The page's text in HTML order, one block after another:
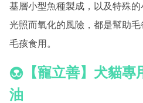
基層小型魚種製成，以及特殊
光照而氧化的風險，都是幫助
毛孩食用。
【寵立善】犬貓
油